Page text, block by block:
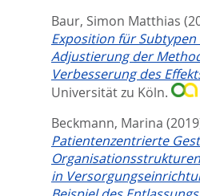
Baur, Simon Matthias
Exposition für
Adjustierung der
Verbesserung des
Universität zu Köln.
Beckmann, Marina
Patientenzentrierte
in